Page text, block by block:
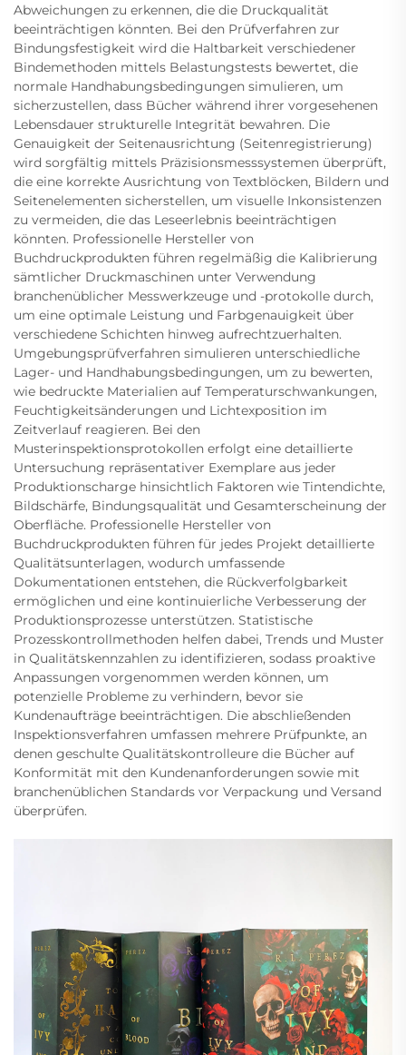
Abweichungen zu erkennen, die die Druckqualität
beeinträchtigen könnten. Bei den Prüfverfahren zur
Bindungsfestigkeit wird die Haltbarkeit verschiedener
Bindemethoden mittels Belastungstests bewertet, die
normale Handhabungsbedingungen simulieren, um
sicherzustellen, dass Bücher während ihrer vorgesehenen
Lebensdauer strukturelle Integrität bewahren. Die
Genauigkeit der Seitenausrichtung (Seitenregistrierung)
wird sorgfältig mittels Präzisionsmesssystemen überprüft,
die eine korrekte Ausrichtung von Textblöcken, Bildern und
Seitenelementen sicherstellen, um visuelle Inkonsistenzen
zu vermeiden, die das Leseerlebnis beeinträchtigen
könnten. Professionelle Hersteller von
Buchdruckprodukten führen regelmäßig die Kalibrierung
sämtlicher Druckmaschinen unter Verwendung
branchenüblicher Messwerkzeuge und -protokolle durch,
um eine optimale Leistung und Farbgenauigkeit über
verschiedene Schichten hinweg aufrechtzuerhalten.
Umgebungsprüfverfahren simulieren unterschiedliche
Lager- und Handhabungsbedingungen, um zu bewerten,
wie bedruckte Materialien auf Temperaturschwankungen,
Feuchtigkeitsänderungen und Lichtexposition im
Zeitverlauf reagieren. Bei den
Musterinspektionsprotokollen erfolgt eine detaillierte
Untersuchung repräsentativer Exemplare aus jeder
Produktionscharge hinsichtlich Faktoren wie Tintendichte,
Bildschärfe, Bindungsqualität und Gesamterscheinung der
Oberfläche. Professionelle Hersteller von
Buchdruckprodukten führen für jedes Projekt detaillierte
Qualitätsunterlagen, wodurch umfassende
Dokumentationen entstehen, die Rückverfolgbarkeit
ermöglichen und eine kontinuierliche Verbesserung der
Produktionsprozesse unterstützen. Statistische
Prozesskontrollmethoden helfen dabei, Trends und Muster
in Qualitätskennzahlen zu identifizieren, sodass proaktive
Anpassungen vorgenommen werden können, um
potenzielle Probleme zu verhindern, bevor sie
Kundenaufträge beeinträchtigen. Die abschließenden
Inspektionsverfahren umfassen mehrere Prüfpunkte, an
denen geschulte Qualitätskontrolleure die Bücher auf
Konformität mit den Kundenanforderungen sowie mit
branchenüblichen Standards vor Verpackung und Versand
überprüfen.